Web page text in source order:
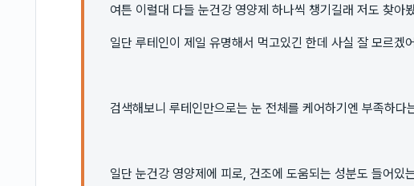
여튼 이럴대 다들 눈건강 영양제 하나씩 챙기길래 저도 찾아
일단 루테인이 제일 유명해서 먹고있긴 한데 사실 잘 모르겠
검색해보니 루테인만으로는 눈 전체를 케어하기엔 부족하다
일단 눈건강 영양제에 피로, 건조에 도움되는 성분도 들어있